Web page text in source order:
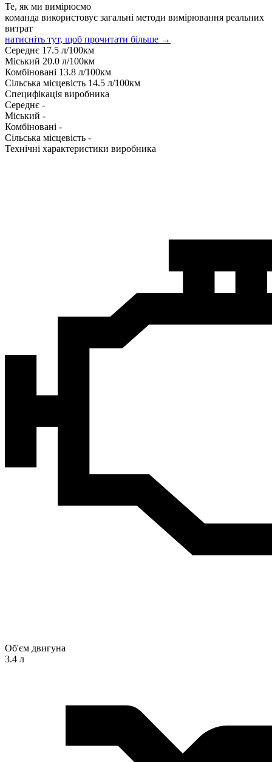
Те, як ми вимірюємо
команда використовує загальні методи вимірювання реальних
витрат
натисніть тут, щоб прочитати більше →
Середнє 17.5 л/100км
Міський 20.0 л/100км
Комбіновані 13.8 л/100км
Сільська місцевість 14.5 л/100км
Специфікація виробника
Середнє -
Міський -
Комбіновані -
Сільська місцевість -
Технічні характеристики виробника
Об'єм двигуна
3.4 л